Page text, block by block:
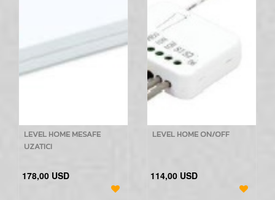
LEVEL HOME MESAFE
UZATICI
178,00 USD
LEVEL HOME ON/OFF
114,00 USD